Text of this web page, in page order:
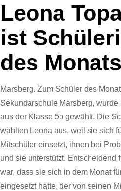
Leona
ist
des Monats
Marsberg. Zum Schüler des
Sekundarschule Marsberg, wurde
aus der Klasse 5b gewählt. Die
wählten Leona aus, weil sie sich
Mitschüler einsetzt, ihnen bei
und sie unterstützt. Entscheidend
war, dass sie sich in dem Monat
eingesetzt hatte, der von seinen